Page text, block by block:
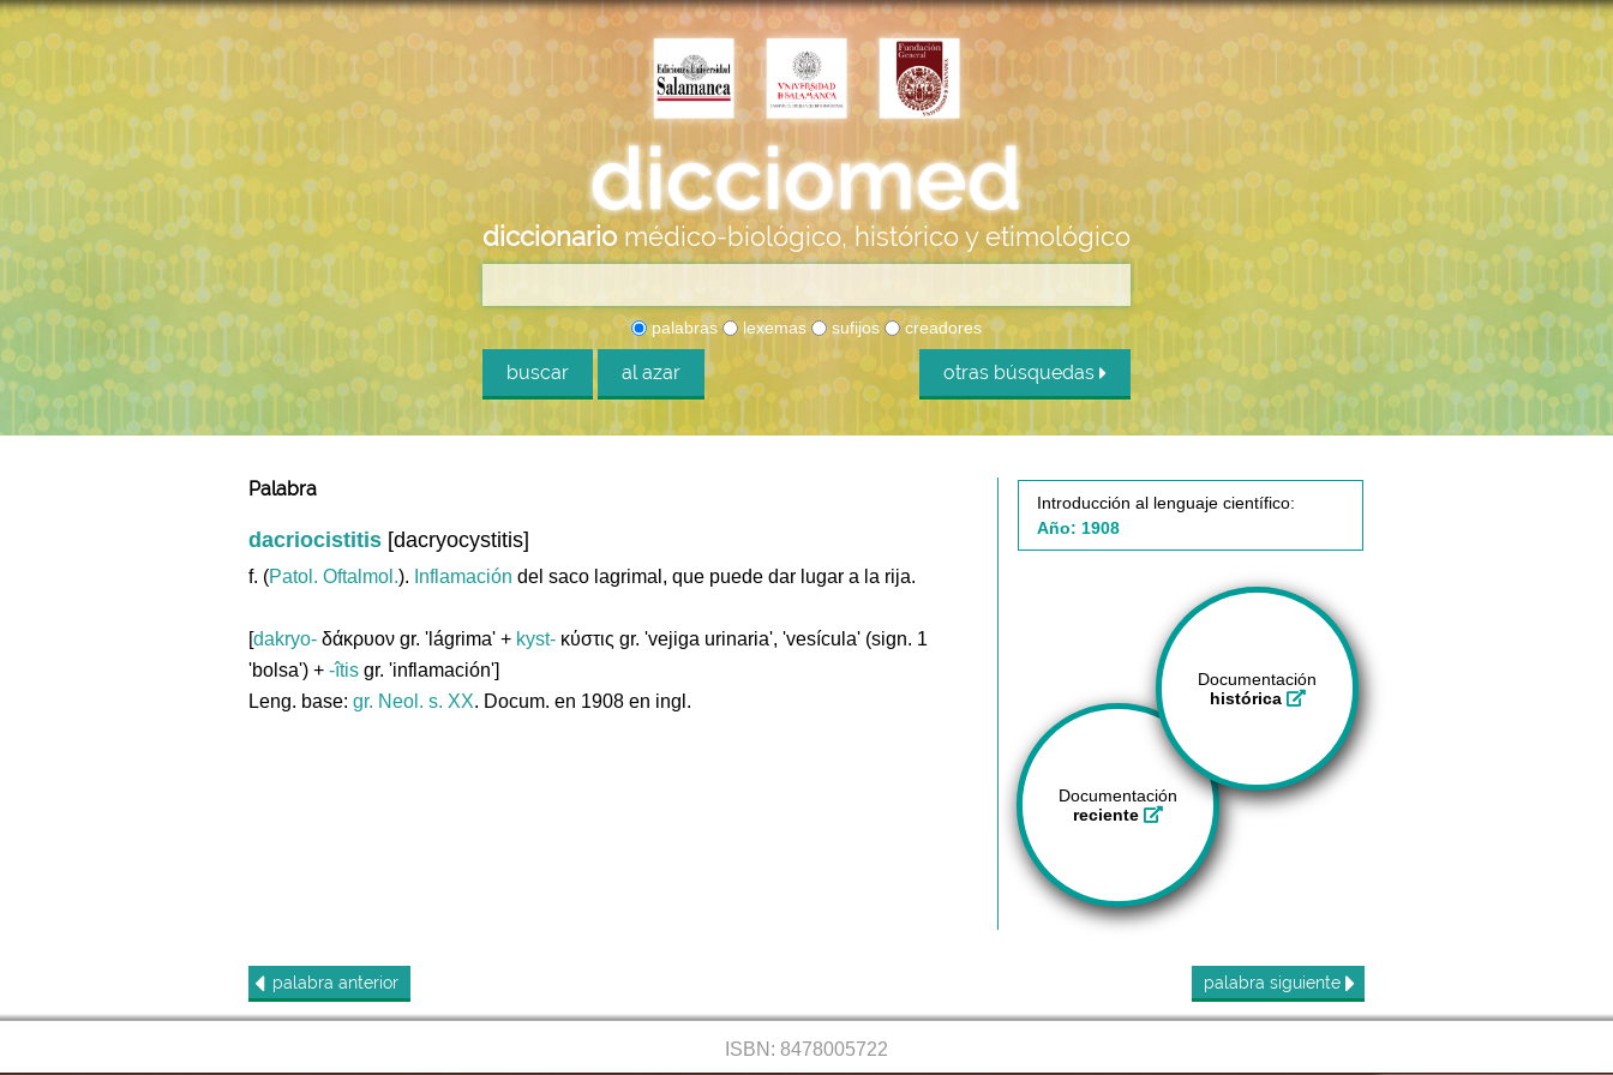
diccionario médico-biológico, histórico y etimológico
palabras lexemas sufijos creadores
buscar al azar otras búsquedas
Palabra
dacriocistitis [dacryocystitis]
f. (Patol. Oftalmol.). Inflamación del saco lagrimal, que puede dar lugar a la rija.
[dakryo- δάκρυον gr. 'lágrima' + kyst- κύστις gr. 'vejiga urinaria', 'vesícula' (sign. 1
'bolsa') + -îtis gr. 'inflamación']
Leng. base: gr. Neol. s. XX. Docum. en 1908 en ingl.
Introducción al lenguaje científico:
Año: 1908
Documentación
histórica
Documentación
reciente
palabra anterior palabra siguiente
ISBN: 8478005722